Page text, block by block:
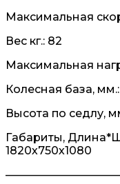
Максимальная
Вес кг.: 82
Максимальная
Колесная база, мм.:
Высота по седлу,
Габариты,
1820х750х1080